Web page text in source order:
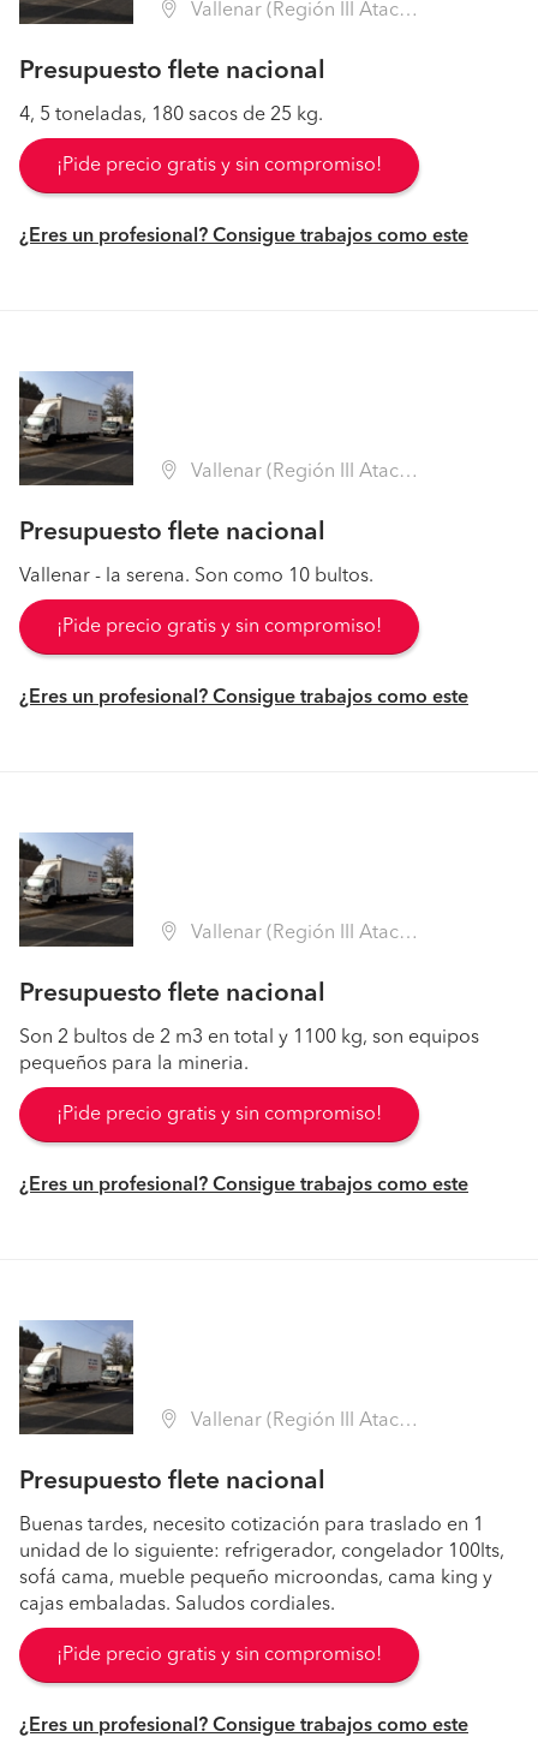
Vallenar (Región III Atacama - Huasco)
Presupuesto flete nacional
4, 5 toneladas, 180 sacos de 25 kg.
¡Pide precio gratis y sin compromiso!
¿Eres un profesional? Consigue trabajos como este
Vallenar (Región III Atacama - Huasco)
Presupuesto flete nacional
Vallenar - la serena. Son como 10 bultos.
¡Pide precio gratis y sin compromiso!
¿Eres un profesional? Consigue trabajos como este
Vallenar (Región III Atacama - Huasco)
Presupuesto flete nacional
Son 2 bultos de 2 m3 en total y 1100 kg, son equipos
pequeños para la mineria.
¡Pide precio gratis y sin compromiso!
¿Eres un profesional? Consigue trabajos como este
Vallenar (Región III Atacama - Huasco)
Presupuesto flete nacional
Buenas tardes, necesito cotización para traslado en 1
unidad de lo siguiente: refrigerador, congelador 100lts,
sofá cama, mueble pequeño microondas, cama king y
cajas embaladas. Saludos cordiales.
¡Pide precio gratis y sin compromiso!
¿Eres un profesional? Consigue trabajos como este